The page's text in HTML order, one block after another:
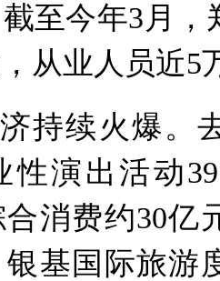
至今年3月，
从业人员近5
持续火爆。
性演出活动
消费约30亿
基国际旅游